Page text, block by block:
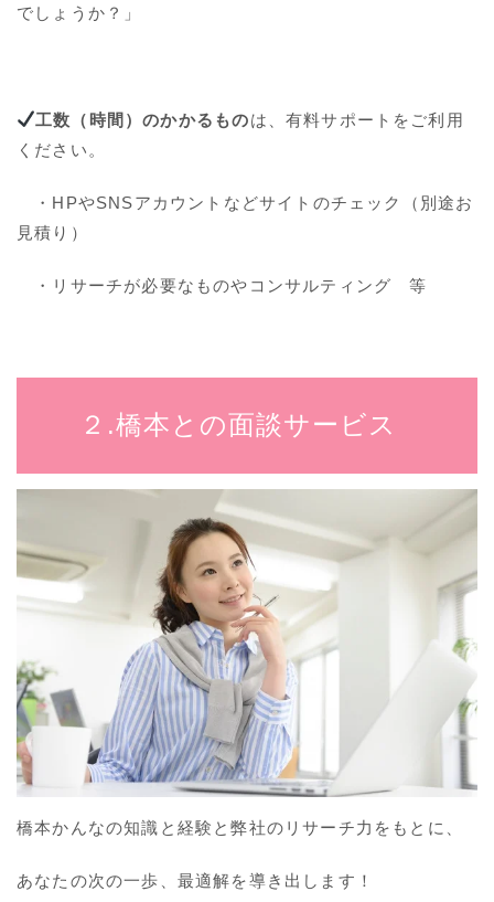
でしょうか？」
工数（時間）のかかるものは、有料サポートをご利用
ください。
・HPやSNSアカウントなどサイトのチェック（別途お
見積り）
・リサーチが必要なものやコンサルティング 等
２.橋本との面談サービス
橋本かんなの知識と経験と弊社のリサーチ力をもとに、
あなたの次の一歩、最適解を導き出します！